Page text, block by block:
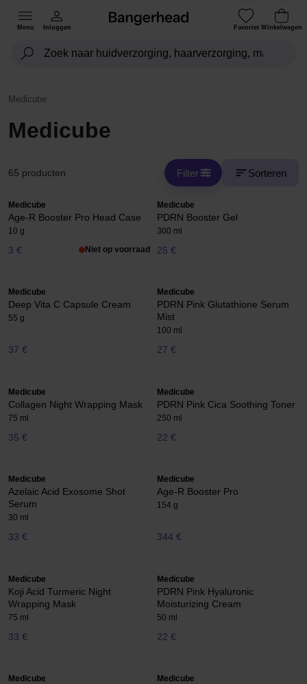
Menu Inloggen Favoriet Winkelwagen
Medicube
Medicube
65 producten Filter Sorteren
Medicube
Age-R Booster Pro Head Case
10 g
3 € Niet op voorraad
Medicube
PDRN Booster Gel
300 ml
25 €
Medicube
Deep Vita C Capsule Cream
55 g
37 €
Medicube
PDRN Pink Glutathione Serum
Mist
100 ml
27 €
Medicube
Collagen Night Wrapping Mask
75 ml
35 €
Medicube
PDRN Pink Cica Soothing Toner
250 ml
22 €
Medicube
Azelaic Acid Exosome Shot
Serum
30 ml
33 €
Medicube
Age-R Booster Pro
154 g
344 €
Medicube
Koji Acid Turmeric Night
Wrapping Mask
75 ml
33 €
Medicube
PDRN Pink Hyaluronic
Moisturizing Cream
50 ml
22 €
Medicube Medicube